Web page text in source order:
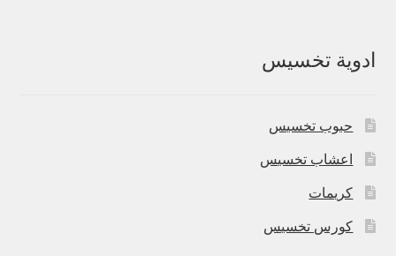
ادوية تخسيس
حبوب تخسيس
اعشاب تخسيس
كريمات
كورس تخسيس